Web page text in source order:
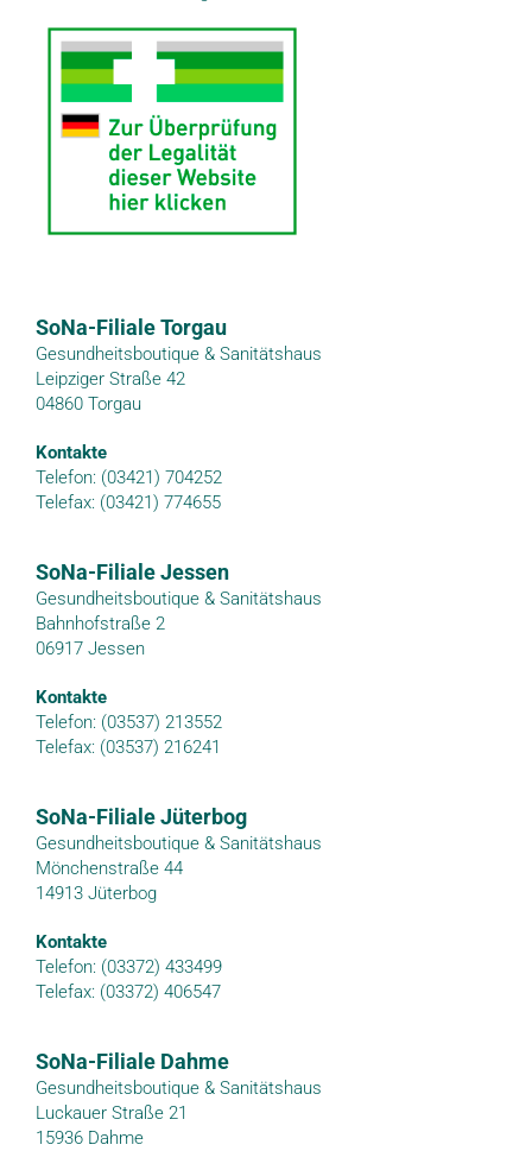
SoNa-Filiale Torgau
Gesundheitsboutique & Sanitätshaus
Leipziger Straße 42
04860 Torgau
Kontakte
Telefon: (03421) 704252
Telefax: (03421) 774655
SoNa-Filiale Jessen
Gesundheitsboutique & Sanitätshaus
Bahnhofstraße 2
06917 Jessen
Kontakte
Telefon: (03537) 213552
Telefax: (03537) 216241
SoNa-Filiale Jüterbog
Gesundheitsboutique & Sanitätshaus
Mönchenstraße 44
14913 Jüterbog
Kontakte
Telefon: (03372) 433499
Telefax: (03372) 406547
SoNa-Filiale Dahme
Gesundheitsboutique & Sanitätshaus
Luckauer Straße 21
15936 Dahme